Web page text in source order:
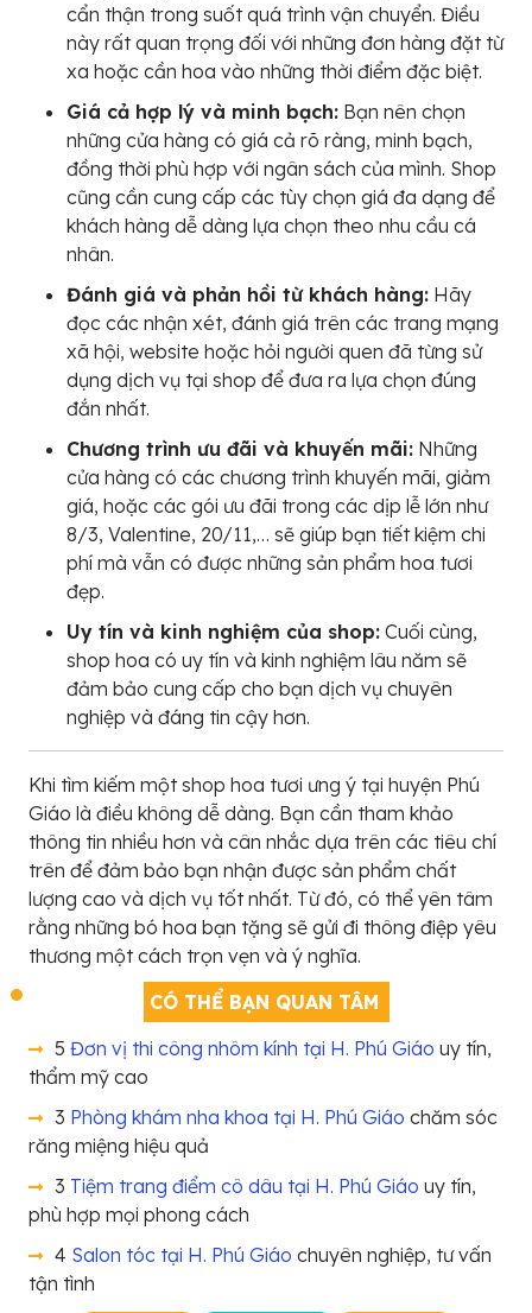
cẩn thận trong suốt quá trình vận chuyển. Điều
này rất quan trọng đối với những đơn hàng đặt từ
xa hoặc cần hoa vào những thời điểm đặc biệt.
Giá cả hợp lý và minh bạch: Bạn nên chọn
những cửa hàng có giá cả rõ ràng, minh bạch,
đồng thời phù hợp với ngân sách của mình. Shop
cũng cần cung cấp các tùy chọn giá đa dạng để
khách hàng dễ dàng lựa chọn theo nhu cầu cá
nhân.
Đánh giá và phản hồi từ khách hàng: Hãy
đọc các nhận xét, đánh giá trên các trang mạng
xã hội, website hoặc hỏi người quen đã từng sử
dụng dịch vụ tại shop để đưa ra lựa chọn đúng
đắn nhất.
Chương trình ưu đãi và khuyến mãi: Những
cửa hàng có các chương trình khuyến mãi, giảm
giá, hoặc các gói ưu đãi trong các dịp lễ lớn như
8/3, Valentine, 20/11,… sẽ giúp bạn tiết kiệm chi
phí mà vẫn có được những sản phẩm hoa tươi
đẹp.
Uy tín và kinh nghiệm của shop: Cuối cùng,
shop hoa có uy tín và kinh nghiệm lâu năm sẽ
đảm bảo cung cấp cho bạn dịch vụ chuyên
nghiệp và đáng tin cậy hơn.
Khi tìm kiếm một shop hoa tươi ưng ý tại huyện Phú
Giáo là điều không dễ dàng. Bạn cần tham khảo
thông tin nhiều hơn và cân nhắc dựa trên các tiêu chí
trên để đảm bảo bạn nhận được sản phẩm chất
lượng cao và dịch vụ tốt nhất. Từ đó, có thể yên tâm
rằng những bó hoa bạn tặng sẽ gửi đi thông điệp yêu
thương một cách trọn vẹn và ý nghĩa.
CÓ THỂ BẠN QUAN TÂM
5 Đơn vị thi công nhôm kính tại H. Phú Giáo uy tín,
thẩm mỹ cao
3 Phòng khám nha khoa tại H. Phú Giáo chăm sóc
răng miệng hiệu quả
3 Tiệm trang điểm cô dâu tại H. Phú Giáo uy tín,
phù hợp mọi phong cách
4 Salon tóc tại H. Phú Giáo chuyên nghiệp, tư vấn
tận tình